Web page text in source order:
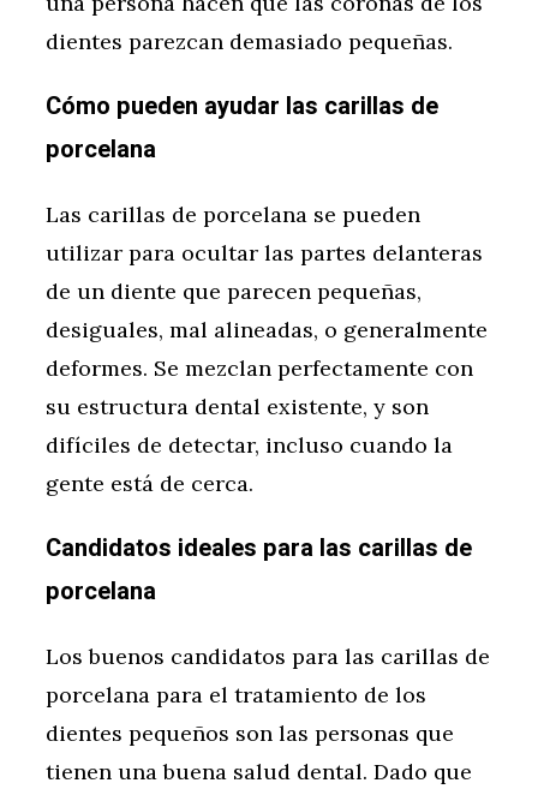
dientes parezcan demasiado pequeñas.
Cómo pueden ayudar las carillas de
porcelana
Las carillas de porcelana se pueden
utilizar para ocultar las partes delanteras
de un diente que parecen pequeñas,
desiguales, mal alineadas, o generalmente
deformes. Se mezclan perfectamente con
su estructura dental existente, y son
difíciles de detectar, incluso cuando la
gente está de cerca.
Candidatos ideales para las carillas de
porcelana
Los buenos candidatos para las carillas de
porcelana para el tratamiento de los
dientes pequeños son las personas que
tienen una buena salud dental. Dado que